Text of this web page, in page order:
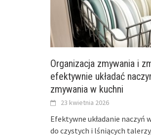
Organizacja zmywania i
efektywnie układać
zmywania w kuchni
23 kwietnia 2026
Efektywne układanie naczyń
do czystych i lśniących